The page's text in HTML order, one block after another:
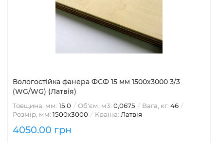
Вологостійка фанера ФСФ 15 мм 1500х3000 3/3
(WG/WG) (Латвія)
Товщина, мм: 15.0 Об'єм, м3: 0,0675 Вага, кг: 46
Розмір, мм: 1500х3000 Країна: Латвія
4050.00 грн